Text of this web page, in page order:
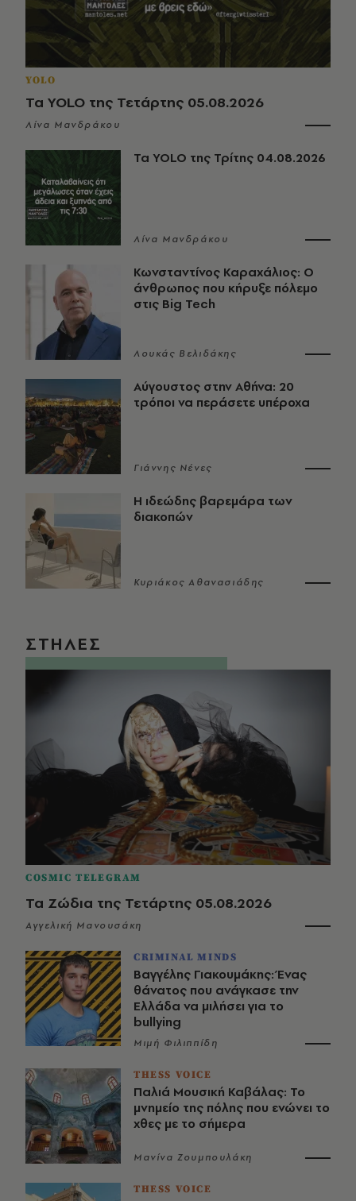
YOLO
Τα YOLO της Τετάρτης 05.08.2026
Λίνα Μανδράκου
Τα YOLO της Τρίτης 04.08.2026
Λίνα Μανδράκου
Κωνσταντίνος Καραχάλιος: Ο
άνθρωπος που κήρυξε πόλεμο
στις Big Tech
Λουκάς Βελιδάκης
Αύγουστος στην Αθήνα: 20
τρόποι να περάσετε υπέροχα
Γιάννης Νένες
Η ιδεώδης βαρεμάρα των
διακοπών
Κυριάκος Αθανασιάδης
ΣΤΗΛΕΣ
COSMIC TELEGRAM
Τα Ζώδια της Τετάρτης 05.08.2026
Αγγελική Μανουσάκη
CRIMINAL MINDS
Βαγγέλης Γιακουμάκης: Ένας
θάνατος που ανάγκασε την
Ελλάδα να μιλήσει για το
bullying
Μιμή Φιλιππίδη
THESS VOICE
Παλιά Μουσική Καβάλας: Το
μνημείο της πόλης που ενώνει το
χθες με το σήμερα
Μανίνα Ζουμπουλάκη
THESS VOICE